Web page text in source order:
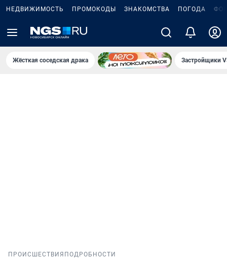
НЕДВИЖИМОСТЬ ПРОМОКОДЫ ЗНАКОМСТВА ПОГОДА
Жёсткая соседская драка Застройщики
ПРОИСШЕСТВИЯ ПОДРОБНОСТИ